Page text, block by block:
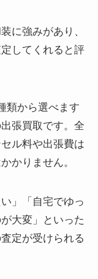
に強みがあり、
してくれると評
類から選べます
張買取です。全
ル料や出張費は
かりません。
」「自宅でゆっ
大変」といった
定が受けられる